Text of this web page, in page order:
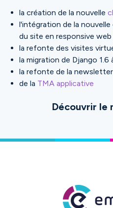
la création de la nouvelle
l'intégration de la
du site en responsive web
la refonte des visites
la migration de Django 1.6
la refonte de la
de la TMA applicative
Découvrir le